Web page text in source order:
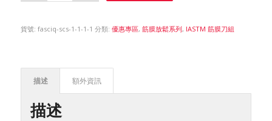
貨號: fasciq-scs-1-1-1-1 分類: 優惠專區, 筋膜放鬆系列, IASTM 筋膜刀組
描述 額外資訊
描述